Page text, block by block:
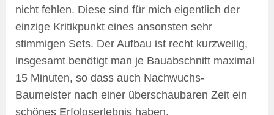
nicht fehlen. Diese sind für mich eigentlich der
einzige Kritikpunkt eines ansonsten sehr
stimmigen Sets. Der Aufbau ist recht kurzweilig,
insgesamt benötigt man je Bauabschnitt maximal
15 Minuten, so dass auch Nachwuchs-
Baumeister nach einer überschaubaren Zeit ein
schönes Erfolgserlebnis haben.